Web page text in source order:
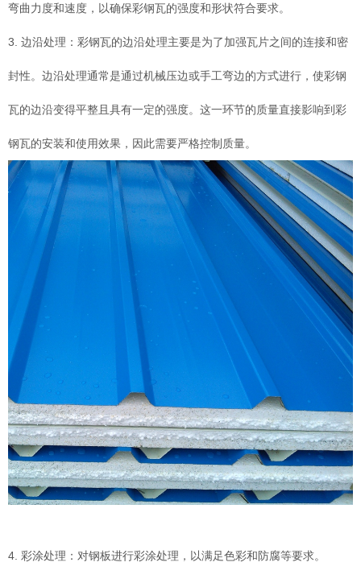
弯曲力度和速度，以确保彩钢瓦的强度和形状符合要求。
3. 边沿处理：彩钢瓦的边沿处理主要是为了加强瓦片之间的连接和密
封性。边沿处理通常是通过机械压边或手工弯边的方式进行，使彩钢
瓦的边沿变得平整且具有一定的强度。这一环节的质量直接影响到彩
钢瓦的安装和使用效果，因此需要严格控制质量。
4. 彩涂处理：对钢板进行彩涂处理，以满足色彩和防腐等要求。